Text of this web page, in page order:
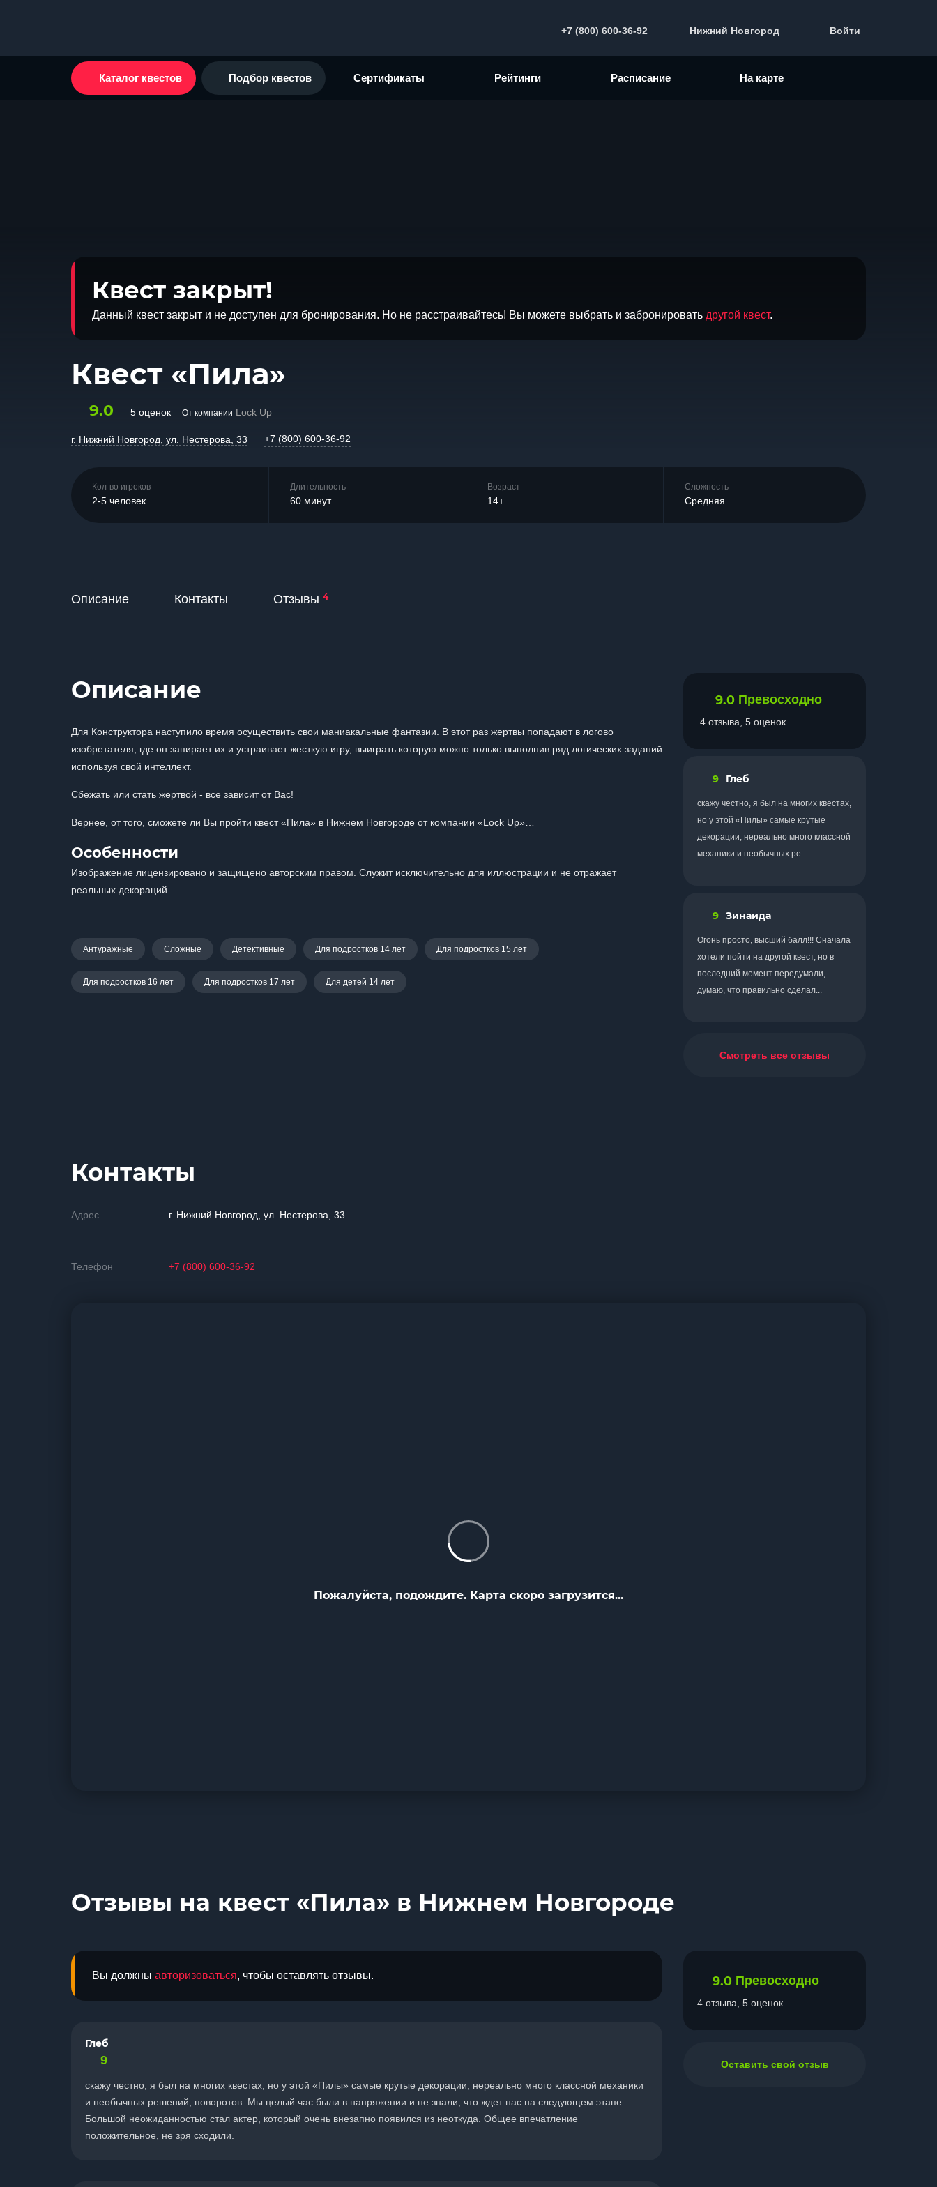
+7 (800) 600-36-92 Нижний Новгород Войти
Каталог квестов Подбор квестов Сертификаты Рейтинги Расписание На карте
Квест закрыт!
Данный квест закрыт и не доступен для бронирования. Но не расстраивайтесь! Вы можете выбрать и забронировать другой квест.
Квест «Пила»
9.0 5 оценок От компании Lock Up
г. Нижний Новгород, ул. Нестерова, 33 +7 (800) 600-36-92
Кол-во игроков
2-5 человек
Длительность
60 минут
Возраст
14+
Сложность
Средняя
Описание Контакты Отзывы 4
Описание
Для Конструктора наступило время осуществить свои маниакальные фантазии. В этот раз жертвы попадают в логово
изобретателя, где он запирает их и устраивает жесткую игру, выиграть которую можно только выполнив ряд логических заданий
используя свой интеллект.
Сбежать или стать жертвой - все зависит от Вас!
Вернее, от того, сможете ли Вы пройти квест «Пила» в Нижнем Новгороде от компании «Lock Up»…
Особенности
Изображение лицензировано и защищено авторским правом. Служит исключительно для иллюстрации и не отражает
реальных декораций.
Антуражные Сложные Детективные Для подростков 14 лет Для подростков 15 лет
Для подростков 16 лет Для подростков 17 лет Для детей 14 лет
9.0 Превосходно
4 отзыва, 5 оценок
9 Глеб
скажу честно, я был на многих квестах,
но у этой «Пилы» самые крутые
декорации, нереально много классной
механики и необычных ре...
9 Зинаида
Огонь просто, высший балл!!! Сначала
хотели пойти на другой квест, но в
последний момент передумали,
думаю, что правильно сделал...
Смотреть все отзывы
Контакты
Адрес г. Нижний Новгород, ул. Нестерова, 33
Телефон +7 (800) 600-36-92
Пожалуйста, подождите. Карта скоро загрузится...
Отзывы на квест «Пила» в Нижнем Новгороде
Вы должны авторизоваться, чтобы оставлять отзывы.
Глеб
9
скажу честно, я был на многих квестах, но у этой «Пилы» самые крутые декорации, нереально много классной механики
и необычных решений, поворотов. Мы целый час были в напряжении и не знали, что ждет нас на следующем этапе.
Большой неожиданностью стал актер, который очень внезапно появился из неоткуда. Общее впечатление
положительное, не зря сходили.
9.0 Превосходно
4 отзыва, 5 оценок
Оставить свой отзыв